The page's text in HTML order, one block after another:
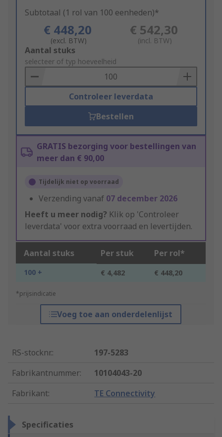
Subtotaal (1 rol van 100 eenheden)*
€ 448,20
(excl. BTW)
€ 542,30
(incl. BTW)
Add
to
Basket
Aantal stuks
selecteer of typ hoeveelheid
Controleer leverdata
Bestellen
GRATIS bezorging voor bestellingen van
meer dan € 90,00
Tijdelijk niet op voorraad
Verzending vanaf 07 december 2026
Heeft u meer nodig? Klik op 'Controleer
leverdata' voor extra voorraad en levertijden.
Aantal stuks Per stuk Per rol*
100 + € 4,482 € 448,20
*prijsindicatie
Voeg toe aan onderdelenlijst
RS-stocknr.:
197-5283
Fabrikantnummer:
10104043-20
Fabrikant: TE Connectivity
Specificaties